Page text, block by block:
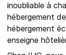
inoubliable à
hébergement
hébergement
enseigne